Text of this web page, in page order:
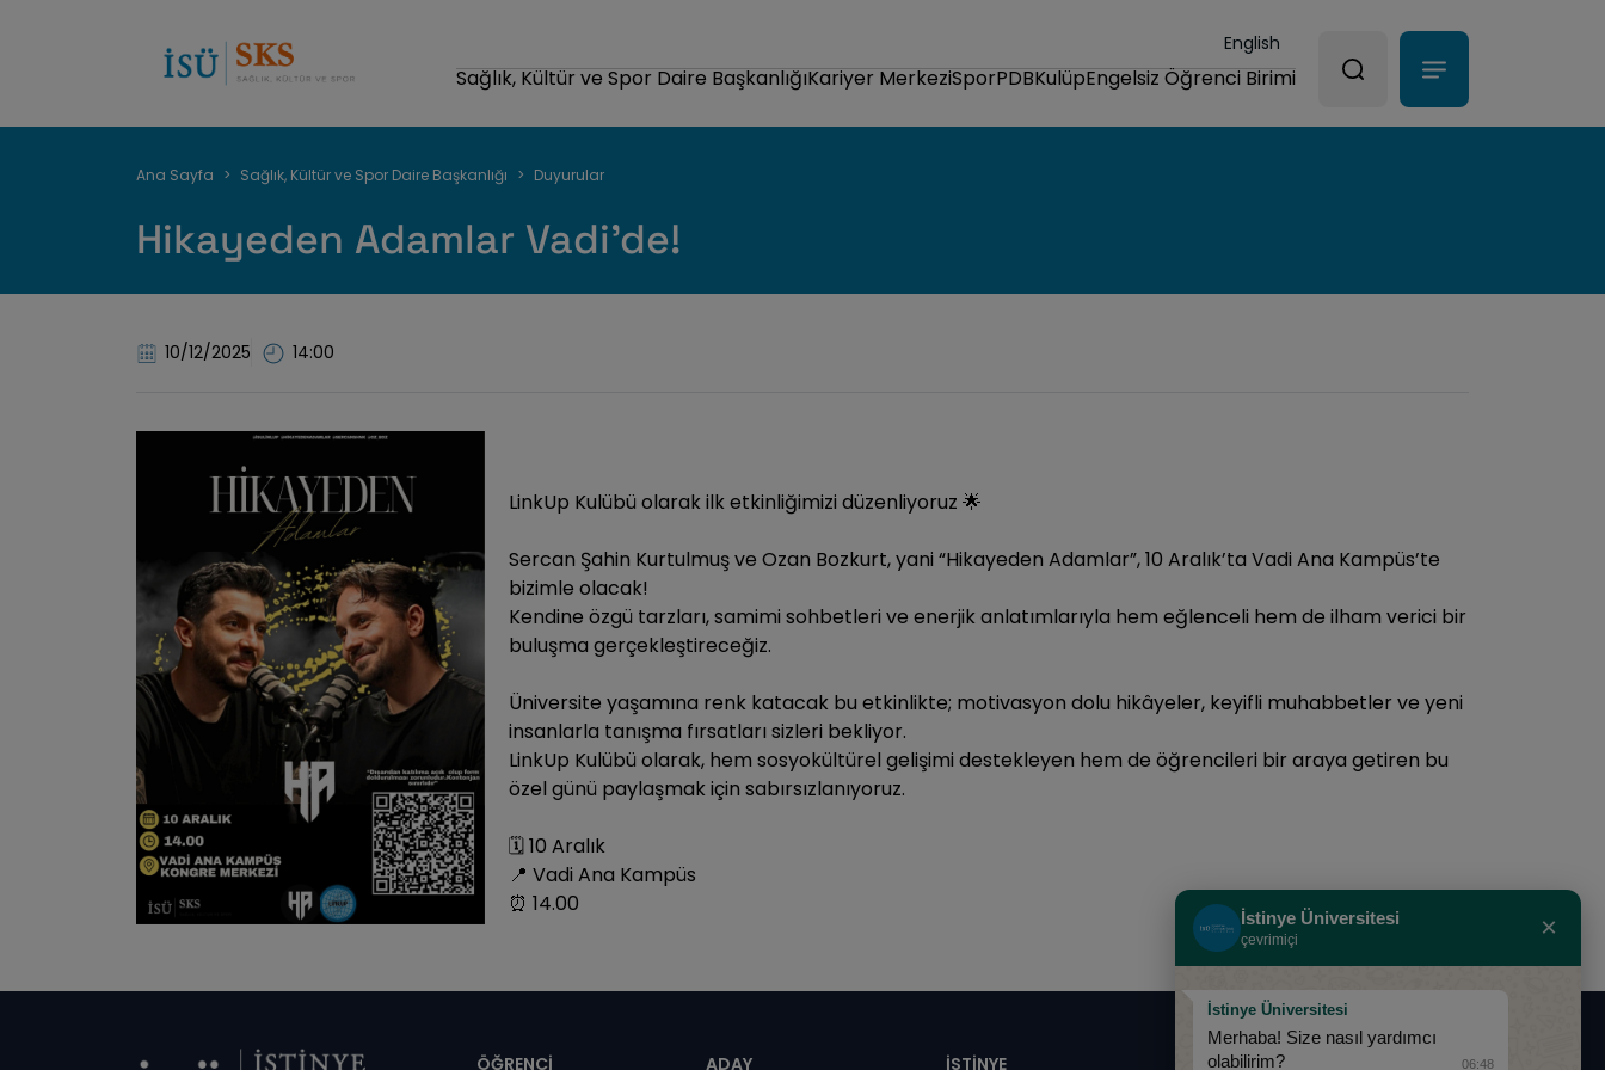
English
Sağlık, Kültür ve Spor Daire BaşkanlığıKariyer MerkeziSporPDBKulüpEngelsiz Öğrenci Birimi
Sayfa
yolu
Ana Sayfa Sağlık, Kültür ve Spor Daire Başkanlığı Duyurular
Hikayeden Adamlar Vadi'de!
10/12/2025 14:00
LinkUp Kulübü olarak ilk etkinliğimizi düzenliyoruz 🌟
Sercan Şahin Kurtulmuş ve Ozan Bozkurt, yani “Hikayeden Adamlar”, 10 Aralık’ta Vadi Ana Kampüs’te
bizimle olacak!
Kendine özgü tarzları, samimi sohbetleri ve enerjik anlatımlarıyla hem eğlenceli hem de ilham verici bir
buluşma gerçekleştireceğiz.
Üniversite yaşamına renk katacak bu etkinlikte; motivasyon dolu hikâyeler, keyifli muhabbetler ve yeni
insanlarla tanışma fırsatları sizleri bekliyor.
LinkUp Kulübü olarak, hem sosyokültürel gelişimi destekleyen hem de öğrencileri bir araya getiren bu
özel günü paylaşmak için sabırsızlanıyoruz.
🗓️ 10 Aralık
📍 Vadi Ana Kampüs
⏰ 14.00
ÖĞRENCİ ADAY İSTİNYE
İstinye Üniversitesi
çevrimiçi ×
İstinye Üniversitesi
Merhaba! Size nasıl yardımcı
olabilirim?
06:48